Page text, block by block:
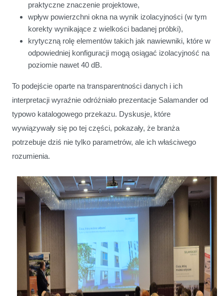
praktyczne znaczenie projektowe,
wpływ powierzchni okna na wynik izolacyjności (w tym
korekty wynikające z wielkości badanej próbki),
krytyczną rolę elementów takich jak nawiewniki, które w
odpowiedniej konfiguracji mogą osiągać izolacyjność na
poziomie nawet 40 dB.
To podejście oparte na transparentności danych i ich
interpretacji wyraźnie odróżniało prezentacje Salamander od
typowo katalogowego przekazu. Dyskusje, które
wywiązywały się po tej części, pokazały, że branża
potrzebuje dziś nie tylko parametrów, ale ich właściwego
rozumienia.